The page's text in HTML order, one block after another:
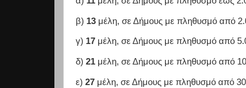
β) 13 μέλη, σε Δήμους με πληθυσμό από
γ) 17 μέλη, σε Δήμους με πληθυσμό από
δ) 21 μέλη, σε Δήμους με πληθυσμό από
ε) 27 μέλη, σε Δήμους με πληθυσμό από